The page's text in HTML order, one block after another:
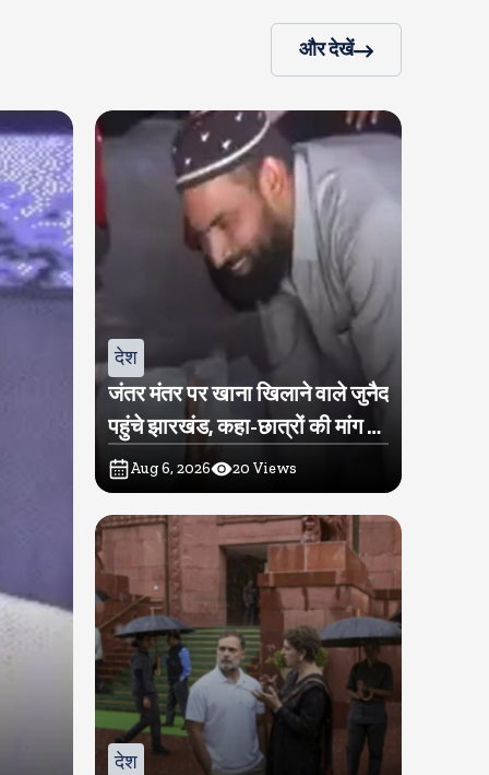
और देखें
देश
जंतर मंतर पर खाना खिलाने वाले जुनैद
पहुंचे झारखंड, कहा-छात्रों की मांग का
समर्थन करते है
Aug 6, 2026 20 Views
देश